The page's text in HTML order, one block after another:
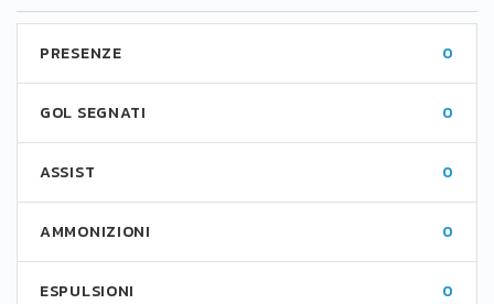
PRESENZE 0
GOL SEGNATI 0
ASSIST 0
AMMONIZIONI 0
ESPULSIONI 0